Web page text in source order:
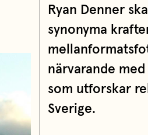
Ryan Denner
synonyma
närvarande
som utforskar
Sverige.